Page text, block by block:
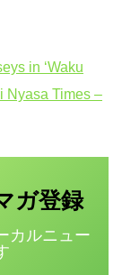
in ‘Waku
Nyasa Times –
ガ登録
カルニュー